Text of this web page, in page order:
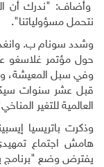
وأضاف: "ندرك أن
نتحمل مسؤولياتنا".
وشدد سونام ب.
حول مؤتمر غلاسغو
وفي سبل المعيشة،
قبل عشر سنوات
العالمية للتغير
وذكرت باتريسيا
هامش اجتماع
يفترض وضع "برنامج